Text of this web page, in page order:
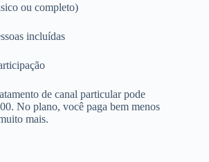
ou completo)
incluídas
de canal particular pode
No plano, você paga bem menos
mais.